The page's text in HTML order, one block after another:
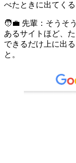
べたときに出てく
🧑‍💼 先輩：そうそ
あるサイトほど、
できるだけ上に出
と。